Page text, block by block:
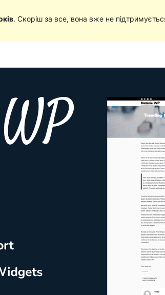
. Скоріш за все, вона вже не